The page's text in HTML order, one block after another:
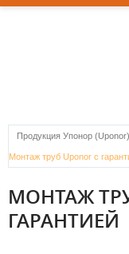
Продукция Упонор (Uponor)
Монтаж труб Uponor с
МОНТАЖ
ГАРАНТИЕЙ